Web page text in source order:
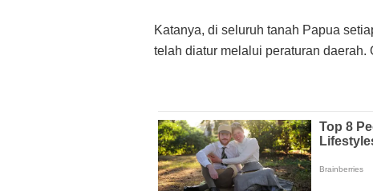
Katanya, di seluruh tanah Papua
telah diatur melalui peraturan